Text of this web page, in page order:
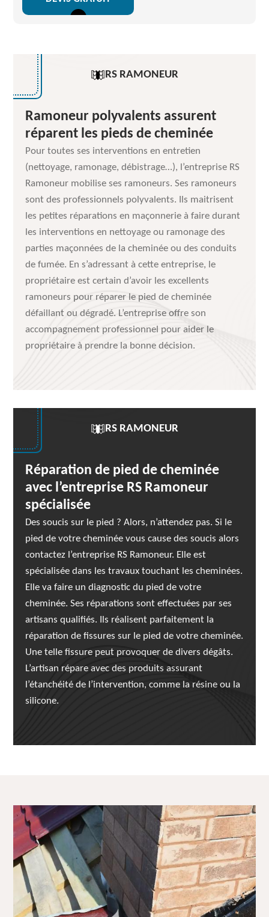
RS RAMONEUR
Ramoneur polyvalents assurent
réparent les pieds de cheminée
Pour toutes ses interventions en entretien
(nettoyage, ramonage, débistrage…), l’entreprise RS
Ramoneur mobilise ses ramoneurs. Ses ramoneurs
sont des professionnels polyvalents. Ils maitrisent
les petites réparations en maçonnerie à faire durant
les interventions en nettoyage ou ramonage des
parties maçonnées de la cheminée ou des conduits
de fumée. En s’adressant à cette entreprise, le
propriétaire est certain d’avoir les excellents
ramoneurs pour réparer le pied de cheminée
défaillant ou dégradé. L’entreprise offre son
accompagnement professionnel pour aider le
propriétaire à prendre la bonne décision.
RS RAMONEUR
Réparation de pied de cheminée
avec l’entreprise RS Ramoneur
spécialisée
Des soucis sur le pied ? Alors, n’attendez pas. Si le
pied de votre cheminée vous cause des soucis alors
contactez l’entreprise RS Ramoneur. Elle est
spécialisée dans les travaux touchant les cheminées.
Elle va faire un diagnostic du pied de votre
cheminée. Ses réparations sont effectuées par ses
artisans qualifiés. Ils réalisent parfaitement la
réparation de fissures sur le pied de votre cheminée.
Une telle fissure peut provoquer de divers dégâts.
L’artisan répare avec des produits assurant
l’étanchéité de l’intervention, comme la résine ou la
silicone.